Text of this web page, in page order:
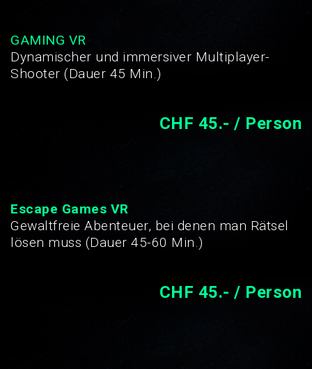
GAMING VR
Dynamischer und immersiver Multiplayer-
Shooter (Dauer 45 Min.)
CHF 45.- / Person
Escape Games VR
Gewaltfreie Abenteuer, bei denen man Rätsel
lösen muss (Dauer 45-60 Min.)
CHF 45.- / Person